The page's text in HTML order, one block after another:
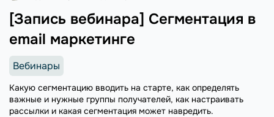
[Запись вебинара] Сегментация в
email маркетинге
Вебинары
Какую сегментацию вводить на старте, как определять
важные и нужные группы получателей, как настраивать
рассылки и какая сегментация может навредить.